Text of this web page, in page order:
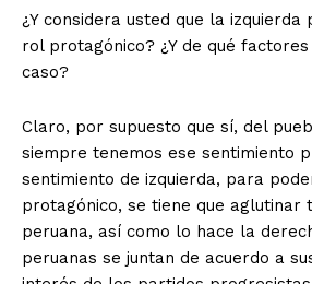
¿Y considera usted que la izquierda
rol protagónico? ¿Y de qué
caso?
Claro, por supuesto que sí, del
siempre tenemos ese sentimiento
sentimiento de izquierda, para
protagónico, se tiene que aglutinar
peruana, así como lo hace la
peruanas se juntan de acuerdo a